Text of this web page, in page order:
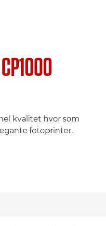
kvalitet hvor som
fotoprinter.
breadcrumbs